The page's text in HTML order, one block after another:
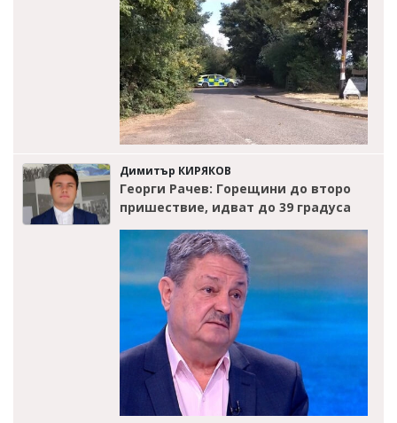
Димитър КИРЯКОВ
Георги Рачев: Горещини до второ
пришествие, идват до 39 градуса